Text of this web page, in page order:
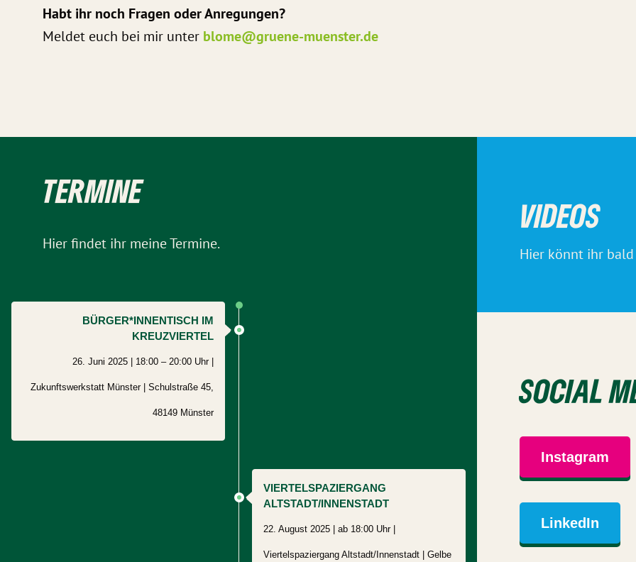
Habt ihr noch Fragen oder Anregungen?
Meldet euch bei mir unter blome@gruene-muenster.de
TERMINE
Hier findet ihr meine Termine.
BÜRGER*INNENTISCH IM
KREUZVIERTEL
26. Juni 2025 | 18:00 – 20:00 Uhr |
Zukunftswerkstatt Münster | Schulstraße 45,
48149 Münster
VIERTELSPAZIERGANG
ALTSTADT/INNENSTADT
22. August 2025 | ab 18:00 Uhr |
Viertelspaziergang Altstadt/Innenstadt | Gelbe
VIDEOS
Hier könnt ihr bald
SOCIAL
Instagram
LinkedIn